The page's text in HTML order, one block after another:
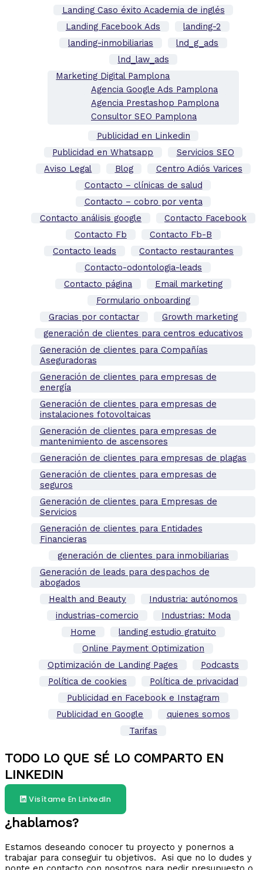
Landing Caso éxito Academia de inglés
Landing Facebook Ads
landing-2
landing-inmobiliarias
lnd_g_ads
lnd_law_ads
Marketing Digital Pamplona
Agencia Google Ads Pamplona
Agencia Prestashop Pamplona
Consultor SEO Pamplona
Publicidad en Linkedin
Publicidad en Whatsapp
Servicios SEO
Aviso Legal
Blog
Centro Adiós Varices
Contacto – clínicas de salud
Contacto – cobro por venta
Contacto análisis google
Contacto Facebook
Contacto Fb
Contacto Fb-B
Contacto leads
Contacto restaurantes
Contacto-odontologia-leads
Contacto página
Email marketing
Formulario onboarding
Gracias por contactar
Growth marketing
generación de clientes para centros educativos
Generación de clientes para Compañías
Aseguradoras
Generación de clientes para empresas de
energía
Generación de clientes para empresas de
instalaciones fotovoltaicas
Generación de clientes para empresas de
mantenimiento de ascensores
Generación de clientes para empresas de plagas
Generación de clientes para empresas de
seguros
Generación de clientes para Empresas de
Servicios
Generación de clientes para Entidades
Financieras
generación de clientes para inmobiliarias
Generación de leads para despachos de
abogados
Health and Beauty
Industria: autónomos
industrias-comercio
Industrias: Moda
Home
landing estudio gratuito
Online Payment Optimization
Optimización de Landing Pages
Podcasts
Política de cookies
Política de privacidad
Publicidad en Facebook e Instagram
Publicidad en Google
quienes somos
Tarifas
TODO LO QUE SÉ LO COMPARTO EN
LINKEDIN
Visítame En LinkedIn
¿hablamos?
Estamos deseando conocer tu proyecto y ponernos a
trabajar para conseguir tu objetivos. Asi que no lo dudes y